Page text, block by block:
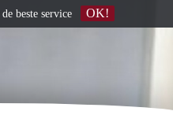
beste service OK!